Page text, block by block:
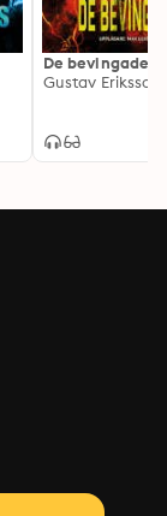
De bevingade
Gustav Eriksson